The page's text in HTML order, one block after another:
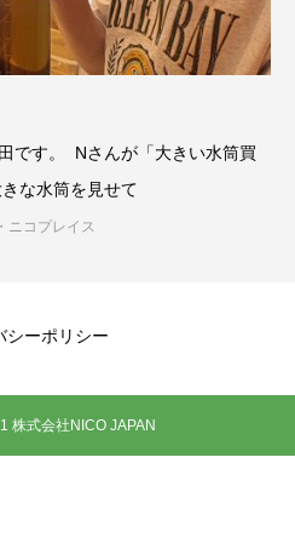
です。 Nさんが「大きい水筒買
な水筒を見せて
型・ニコプレイス
シーポリシー
株式会社NICO JAPAN